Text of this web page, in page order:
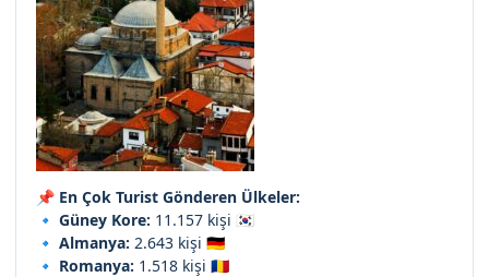
📌 En Çok Turist Gönderen Ülkeler:
🔹 Güney Kore: 11.157 kişi 🇰🇷
🔹 Almanya: 2.643 kişi 🇩🇪
🔹 Romanya: 1.518 kişi 🇷🇴